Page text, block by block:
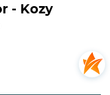
- Kozy
contributors